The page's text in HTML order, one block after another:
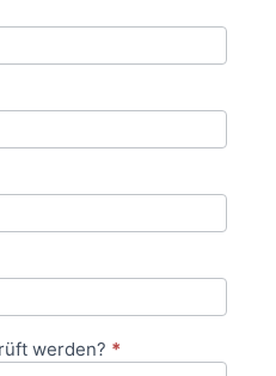
werden? *